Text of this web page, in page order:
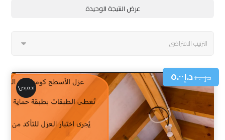
عرض النتيجة الوحيدة
د.إ١٠.٠٠د.إ٥.٠٠
تخفيض!